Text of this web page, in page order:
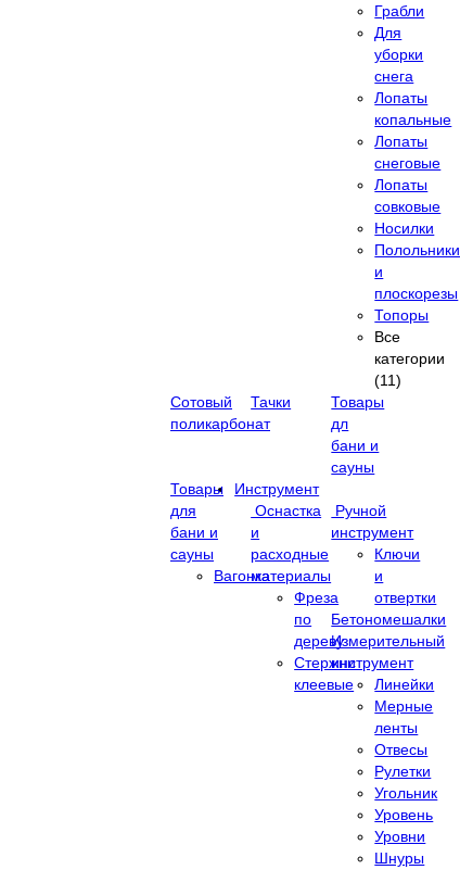
Грабли
Для
уборки
снега
Лопаты
копальные
Лопаты
снеговые
Лопаты
совковые
Носилки
Полольники
и
плоскорезы
Топоры
Все
категории
(11)
Сотовый
поликарбонат
Тачки
Товары
дл
бани и
сауны
Товары
для
бани и
сауны
Вагонка
Инструмент
Оснастка
и
расходные
материалы
Фреза
по
дереву
Стержни
клеевые
Ручной
инструмент
Ключи
и
отвертки
Бетономешалки
Измерительный
инструмент
Линейки
Мерные
ленты
Отвесы
Рулетки
Угольник
Уровень
Уровни
Шнуры